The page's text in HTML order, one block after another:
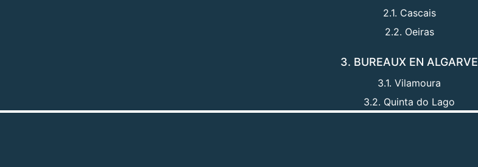
2.1. Cascais
2.2. Oeiras
3. BUREAUX EN ALGARVE
3.1. Vilamoura
3.2. Quinta do Lago